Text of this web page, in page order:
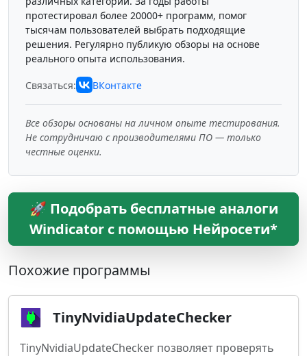
протестировал более 20000+ программ, помог
тысячам пользователей выбрать подходящие
решения. Регулярно публикую обзоры на основе
реального опыта использования.
Связаться: ВКонтакте
Все обзоры основаны на личном опыте тестирования.
Не сотрудничаю с производителями ПО — только
честные оценки.
🚀 Подобрать бесплатные аналоги
Windicator с помощью Нейросети*
Похожие программы
TinyNvidiaUpdateChecker
TinyNvidiaUpdateChecker позволяет проверять